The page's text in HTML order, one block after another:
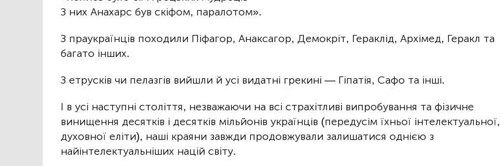
З них Анахарс був скіфом, паралотом».
З праукраїнців походили Піфагор, Анаксагор, Демокріт, Гераклід, Архімед, Геракл та
багато інших.
З етрусків чи пелазгів вийшли й усі видатні грекині — Гіпатія, Сафо та інші.
І в усі наступні століття, незважаючи на всі страхітливі випробування та фізичне
винищення десятків і десятків мільйонів українців (передусім їхньої інтелектуальної,
духовної еліти), наші краяни завжди продовжували залишатися однією з
найінтелектуальніших націй світу.